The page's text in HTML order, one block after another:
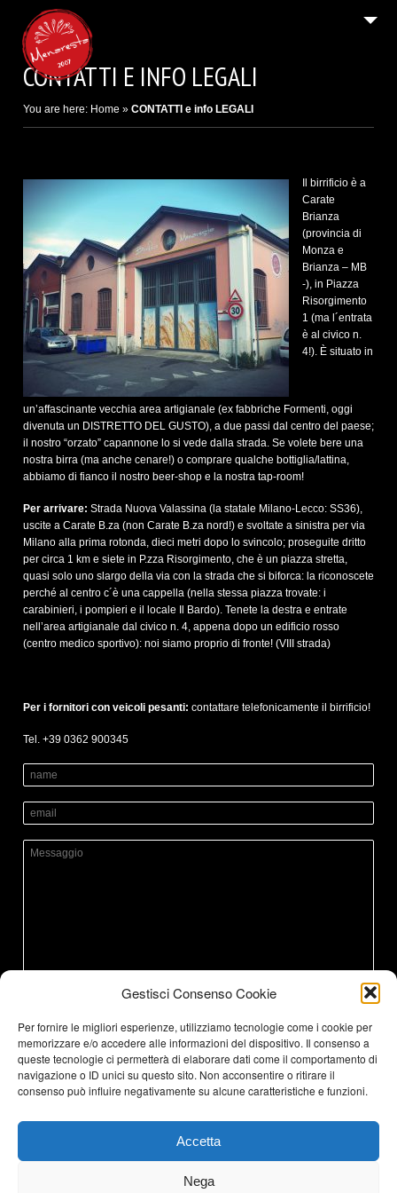
Gestisci Consenso Cookie
Per fornire le migliori esperienze, utilizziamo tecnologie come i cookie per
memorizzare e/o accedere alle informazioni del dispositivo. Il consenso a
queste tecnologie ci permetterà di elaborare dati come il comportamento di
navigazione o ID unici su questo sito. Non acconsentire o ritirare il
consenso può influire negativamente su alcune caratteristiche e funzioni.
Accetta
Nega
IL BIRRIFICIO DI CARATE BRIANZA
CONTATTI E INFO LEGALI
CONTATTI E INFO LEGALI
You are here: Home » CONTATTI e info LEGALI
Il birrificio è a
Carate
Brianza
(provincia di
Monza e
Brianza – MB
-), in Piazza
Risorgimento
1 (ma l´entrata
è al civico n.
4!). È situato in
un’affascinante vecchia area artigianale (ex fabbriche Formenti, oggi
divenuta un DISTRETTO DEL GUSTO), a due passi dal centro del paese;
il nostro “orzato” capannone lo si vede dalla strada. Se volete bere una
nostra birra (ma anche cenare!) o comprare qualche bottiglia/lattina,
abbiamo di fianco il nostro beer-shop e la nostra tap-room!
Per arrivare: Strada Nuova Valassina (la statale Milano-Lecco: SS36),
uscite a Carate B.za (non Carate B.za nord!) e svoltate a sinistra per via
Milano alla prima rotonda, dieci metri dopo lo svincolo; proseguite dritto
per circa 1 km e siete in P.zza Risorgimento, che è un piazza stretta,
quasi solo uno slargo della via con la strada che si biforca: la riconoscete
perché al centro c´è una cappella (nella stessa piazza trovate: i
carabinieri, i pompieri e il locale Il Bardo). Tenete la destra e entrate
nell’area artigianale dal civico n. 4, appena dopo un edificio rosso
(centro medico sportivo): noi siamo proprio di fronte! (VIII strada)
Per i fornitori con veicoli pesanti: contattare telefonicamente il birrificio!
Tel. +39 0362 900345
Accetto la Privacy Policy